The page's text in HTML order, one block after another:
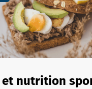
nutrition